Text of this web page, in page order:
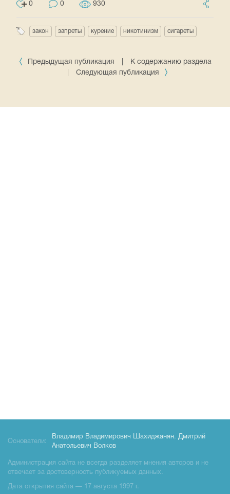
0 0 930
закон запреты курение никотинизм сигареты
Предыдущая публикация
К содержанию раздела
Следующая публикация
Основатели:
Владимир Владимирович Шахиджанян, Дмитрий
Анатольевич Волков
Администрация сайта не всегда разделяет мнения авторов и не
отвечает за достоверность публикуемых данных.
Дата открытия сайта — 17 августа 1997 г.